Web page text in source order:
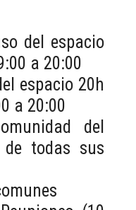
del espacio
a 20:00
espacio 20h
a 20:00
del
todas sus